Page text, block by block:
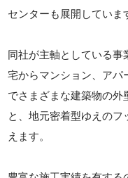
センターも展開していま
同社が主軸としている事
宅からマンション、アパ
でさまざまな建築物の外
と、地元密着型ゆえの
えます。